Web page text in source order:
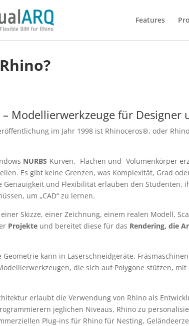
Features
– Modellierwerkzeuge für Designer
im Jahr 1998 ist Rhinoceros®, oder
NURBS-Kurven, -Flächen und -Volumenkörper
Es gibt keine Grenzen, was Komplexität, Grad
Genauigkeit und Flexibilität erlauben den Studenten,
um „CAD“ zu lernen.
Skizze, einer Zeichnung, einem realen Modell,
Projekte und bereitet diese für das Rendering, die
Geometrie kann in Laserschneidgeräte,
die sich auf Polygone stützen,
erlaubt die Verwendung von Rhino als
jeglichen Niveaus, Rhino zu
Plug-ins für Rhino für Nesting,